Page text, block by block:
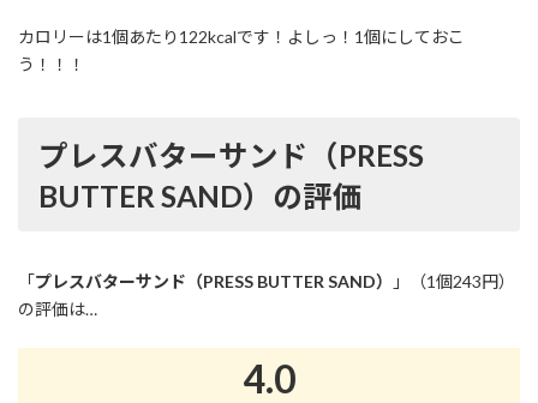
カロリーは1個あたり122kcalです！よしっ！1個にしておこ
う！！！
プレスバターサンド（PRESS
BUTTER SAND）の評価
「プレスバターサンド（PRESS BUTTER SAND）
」（1個243円）
の評価は…
4.0